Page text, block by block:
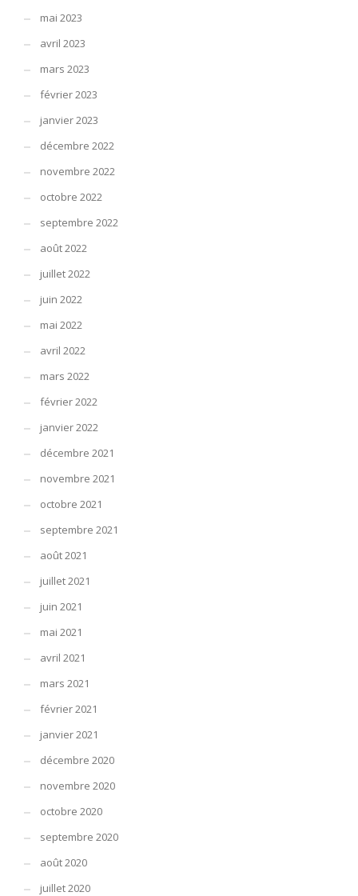
mai 2023
avril 2023
mars 2023
février 2023
janvier 2023
décembre 2022
novembre 2022
octobre 2022
septembre 2022
août 2022
juillet 2022
juin 2022
mai 2022
avril 2022
mars 2022
février 2022
janvier 2022
décembre 2021
novembre 2021
octobre 2021
septembre 2021
août 2021
juillet 2021
juin 2021
mai 2021
avril 2021
mars 2021
février 2021
janvier 2021
décembre 2020
novembre 2020
octobre 2020
septembre 2020
août 2020
juillet 2020